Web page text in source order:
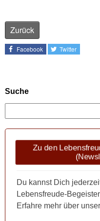
Zurück
Facebook Twitter
Suche
Zu den
Du kannst Dich
Lebensfreude-
Erfahre mehr über